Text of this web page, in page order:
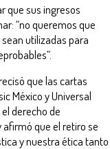
que sus ingresos
“no queremos que
utilizadas para
que las cartas
México y Universal
derecho de
afirmó que el retiro se
y nuestra ética tanto